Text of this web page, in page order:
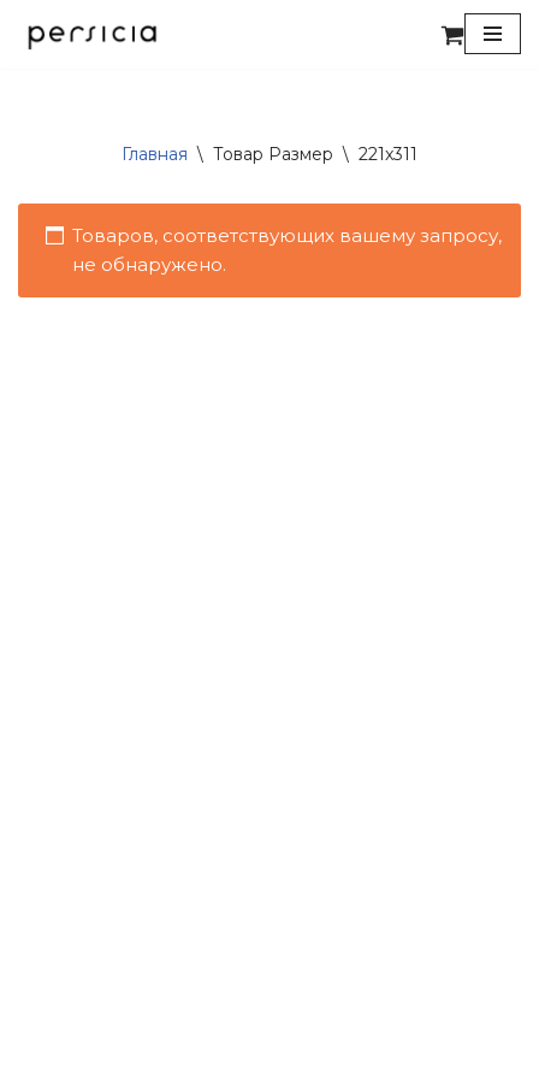
Главная \ Товар Размер \ 221x311
Товаров, соответствующих вашему запросу,
не обнаружено.